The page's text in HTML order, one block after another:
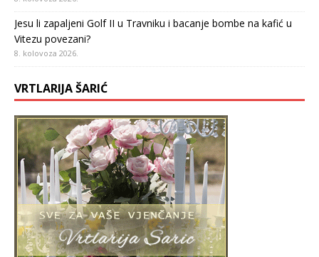
Jesu li zapaljeni Golf II u Travniku i bacanje bombe na kafić u
Vitezu povezani?
8. kolovoza 2026.
VRTLARIJA ŠARIĆ